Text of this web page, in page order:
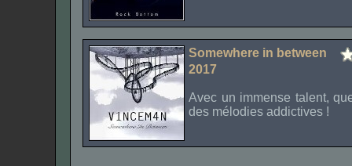
Somewhere in between
2017
Avec un immense talent,
des mélodies addictives !